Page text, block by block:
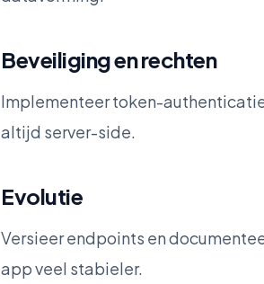
Beveiliging en rechten
Implementeer token-
altijd server-side.
Evolutie
Versieer endpoints en
app veel stabieler.